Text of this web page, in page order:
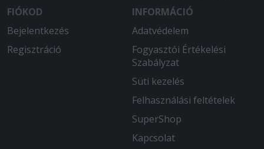
FIÓKOD
Bejelentkezés
Regisztráció
INFORMÁCIÓ
Adatvédelem
Fogyasztói Értékelési
Szabályzat
Süti kezelés
Felhasználási feltételek
SuperShop
Kapcsolat